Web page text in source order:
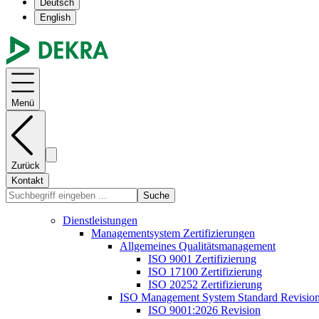
Deutsch
English
Menü
Zurück
Kontakt
Suche
Dienstleistungen
Managementsystem Zertifizierungen
Allgemeines Qualitätsmanagement
ISO 9001 Zertifizierung
ISO 17100 Zertifizierung
ISO 20252 Zertifizierung
ISO Management System Standard
ISO 9001:2026 Revision